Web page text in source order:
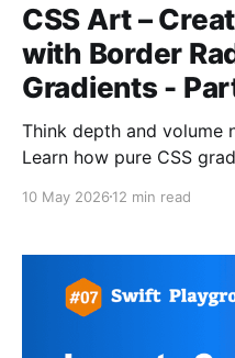
CSS Art –
with Border
Gradients -
Think depth and volume
Learn how pure CSS
10 May 2026 12 min read